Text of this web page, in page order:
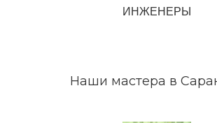
ИНЖЕНЕРЫ
Наши мастера в